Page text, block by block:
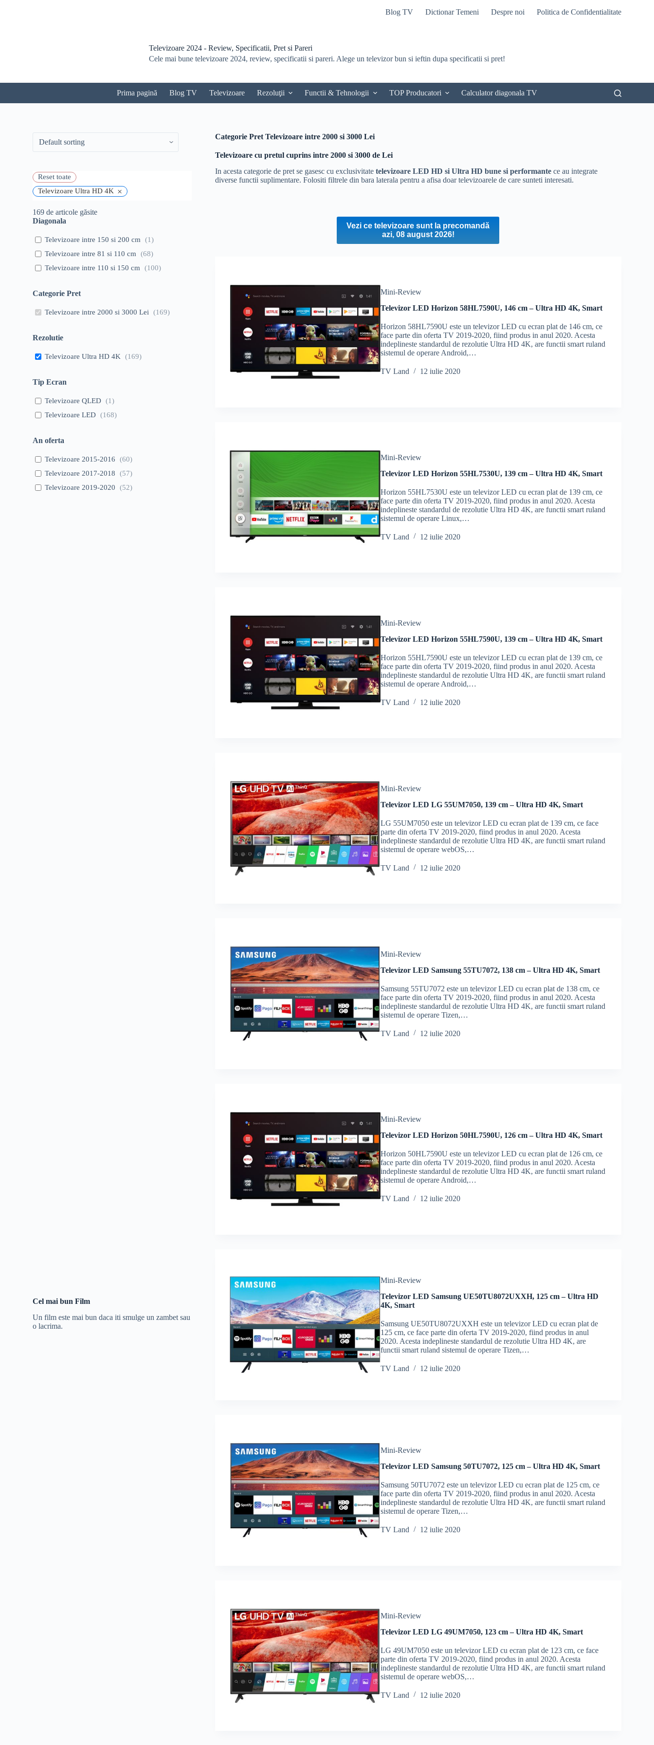
n
Blog TV Dictionar Temeni Despre noi Politica de Confidentialitate
Televizoare 2024 - Review, Specificatii, Pret si Pareri
Cele mai bune televizoare 2024, review, specificatii si pareri. Alege un televizor bun si ieftin dupa specificatii si pret!
Prima pagină Blog TV Televizoare Rezoluţii Functii & Tehnologii TOP Producatori Calculator diagonala TV
Categorie Pret Televizoare intre 2000 si 3000 Lei
Televizoare cu pretul cuprins intre 2000 si 3000 de Lei
In acesta categorie de pret se gasesc cu exclusivitatetelevizoare LED HD si Ultra HD bune si performante ce au integrate
diverse functii suplimentare. Folositi filtrele din bara laterala pentru a afisa doar televizoarele de care sunteti interesati.
Vezi ce televizoare sunt la precomandă
azi, 08 august 2026!
Mini-Review
Televizor LED Horizon 58HL7590U, 146 cm – Ultra HD 4K, Smart
Horizon 58HL7590U este un televizor LED cu ecran plat de 146 cm, ce
face parte din oferta TV 2019-2020, fiind produs in anul 2020. Acesta
indeplineste standardul de rezolutie Ultra HD 4K, are functii smart ruland
sistemul de operare Android,…
TV Land 12 iulie 2020
Mini-Review
Televizor LED Horizon 55HL7530U, 139 cm – Ultra HD 4K, Smart
Horizon 55HL7530U este un televizor LED cu ecran plat de 139 cm, ce
face parte din oferta TV 2019-2020, fiind produs in anul 2020. Acesta
indeplineste standardul de rezolutie Ultra HD 4K, are functii smart ruland
sistemul de operare Linux,…
TV Land 12 iulie 2020
Mini-Review
Televizor LED Horizon 55HL7590U, 139 cm – Ultra HD 4K, Smart
Horizon 55HL7590U este un televizor LED cu ecran plat de 139 cm, ce
face parte din oferta TV 2019-2020, fiind produs in anul 2020. Acesta
indeplineste standardul de rezolutie Ultra HD 4K, are functii smart ruland
sistemul de operare Android,…
TV Land 12 iulie 2020
Mini-Review
Televizor LED LG 55UM7050, 139 cm – Ultra HD 4K, Smart
LG 55UM7050 este un televizor LED cu ecran plat de 139 cm, ce face
parte din oferta TV 2019-2020, fiind produs in anul 2020. Acesta
indeplineste standardul de rezolutie Ultra HD 4K, are functii smart ruland
sistemul de operare webOS,…
TV Land 12 iulie 2020
Mini-Review
Televizor LED Samsung 55TU7072, 138 cm – Ultra HD 4K, Smart
Samsung 55TU7072 este un televizor LED cu ecran plat de 138 cm, ce
face parte din oferta TV 2019-2020, fiind produs in anul 2020. Acesta
indeplineste standardul de rezolutie Ultra HD 4K, are functii smart ruland
sistemul de operare Tizen,…
TV Land 12 iulie 2020
Mini-Review
Televizor LED Horizon 50HL7590U, 126 cm – Ultra HD 4K, Smart
Horizon 50HL7590U este un televizor LED cu ecran plat de 126 cm, ce
face parte din oferta TV 2019-2020, fiind produs in anul 2020. Acesta
indeplineste standardul de rezolutie Ultra HD 4K, are functii smart ruland
sistemul de operare Android,…
TV Land 12 iulie 2020
Mini-Review
Televizor LED Samsung UE50TU8072UXXH, 125 cm – Ultra HD
4K, Smart
Samsung UE50TU8072UXXH este un televizor LED cu ecran plat de
125 cm, ce face parte din oferta TV 2019-2020, fiind produs in anul
2020. Acesta indeplineste standardul de rezolutie Ultra HD 4K, are
functii smart ruland sistemul de operare Tizen,…
TV Land 12 iulie 2020
Mini-Review
Televizor LED Samsung 50TU7072, 125 cm – Ultra HD 4K, Smart
Samsung 50TU7072 este un televizor LED cu ecran plat de 125 cm, ce
face parte din oferta TV 2019-2020, fiind produs in anul 2020. Acesta
indeplineste standardul de rezolutie Ultra HD 4K, are functii smart ruland
sistemul de operare Tizen,…
TV Land 12 iulie 2020
Mini-Review
Televizor LED LG 49UM7050, 123 cm – Ultra HD 4K, Smart
LG 49UM7050 este un televizor LED cu ecran plat de 123 cm, ce face
parte din oferta TV 2019-2020, fiind produs in anul 2020. Acesta
indeplineste standardul de rezolutie Ultra HD 4K, are functii smart ruland
sistemul de operare webOS,…
TV Land 12 iulie 2020
Reset toate
Televizoare Ultra HD 4K ×
169 de articole găsite
Diagonala
Televizoare intre 150 si 200 cm (1)
Televizoare intre 81 si 110 cm
(68)
Televizoare intre 110 si 150 cm
(100)
Categorie Pret
Televizoare intre 2000 si 3000 Lei (169)
Rezolutie
Televizoare Ultra HD 4K (169)
Tip Ecran
Televizoare QLED (1)
Televizoare LED (168)
An oferta
Televizoare 2015-2016 (60)
Televizoare 2017-2018
(57)
Televizoare 2019-2020
(52)
Cel mai bun Film
Un film este mai bun daca iti smulge un zambet sau
o lacrima.